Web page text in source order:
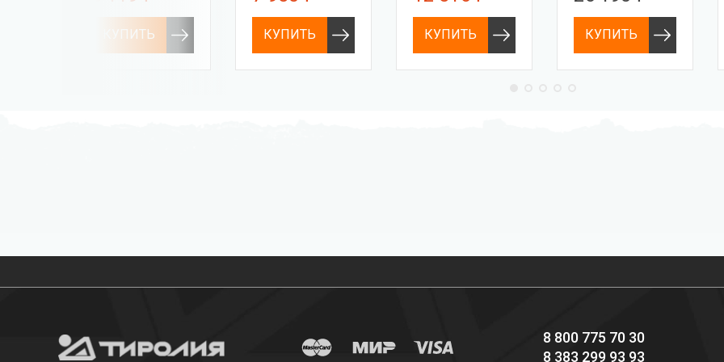
КУПИТЬ КУПИТЬ КУПИТЬ КУПИТЬ
8 800 775 70 30
8 383 299 93 93